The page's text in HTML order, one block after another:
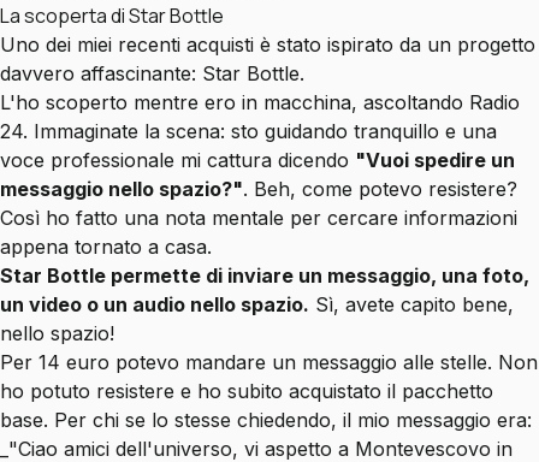
La scoperta di Star Bottle
Uno dei miei recenti acquisti è stato ispirato da un progetto
davvero affascinante: Star Bottle.
L'ho scoperto mentre ero in macchina, ascoltando Radio
24. Immaginate la scena: sto guidando tranquillo e una
voce professionale mi cattura dicendo "Vuoi spedire un
messaggio nello spazio?". Beh, come potevo resistere?
Così ho fatto una nota mentale per cercare informazioni
appena tornato a casa.
Star Bottle permette di inviare un messaggio, una foto,
un video o un audio nello spazio. Sì, avete capito bene,
nello spazio!
Per 14 euro potevo mandare un messaggio alle stelle. Non
ho potuto resistere e ho subito acquistato il pacchetto
base. Per chi se lo stesse chiedendo, il mio messaggio era:
_"Ciao amici dell'universo, vi aspetto a Montevescovo in